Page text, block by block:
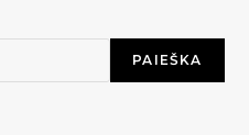
PAIEŠKA